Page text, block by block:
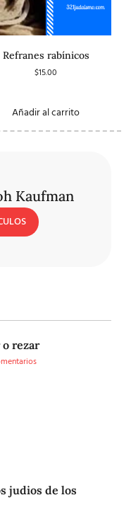
Refranes rabínicos
$15.00
Añadir al carrito
Kaufman
rezar
judios de los